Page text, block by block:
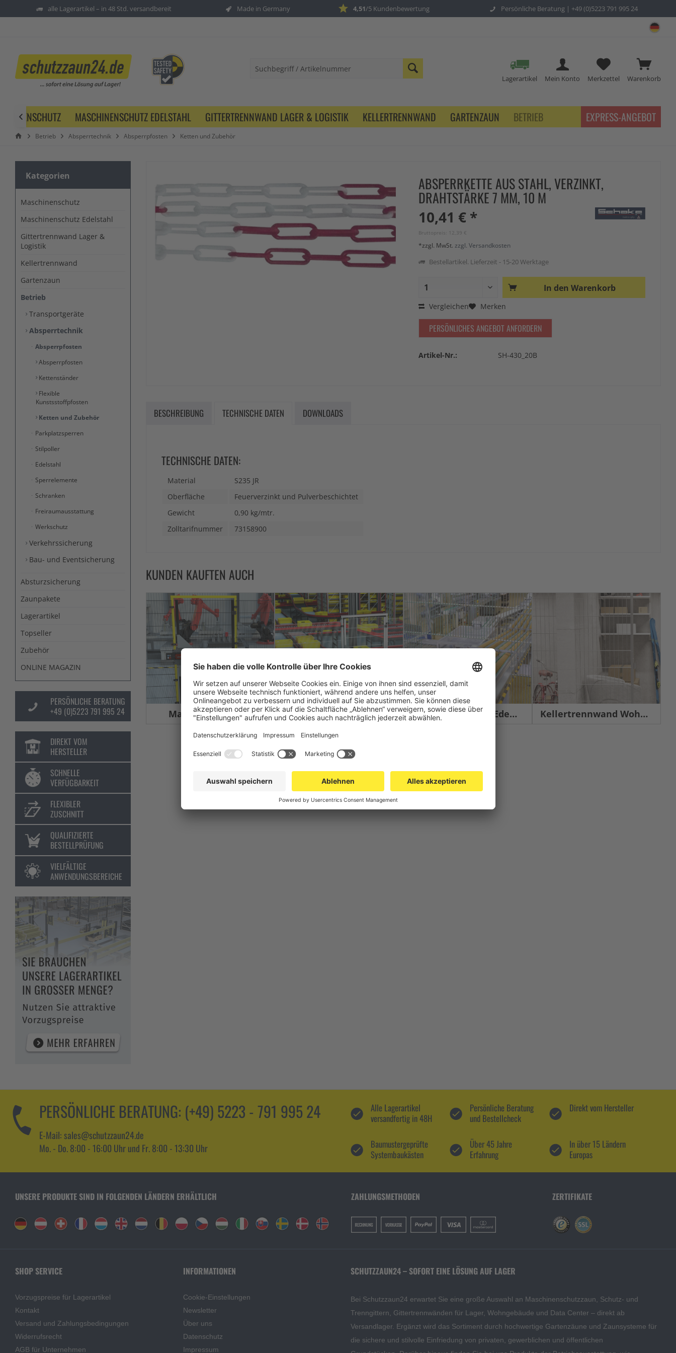
alle Lagerartikel – in 48 Std. versandbereit Made in Germany 4,51/5 Kundenbewertung Persönliche Beratung | +49 (0)5223 791 995 24
Warenkorb
Merkzettel
Mein Konto
Lagerartikel
MASCHINENSCHUTZ EDELSTAHL GITTERTRENNWAND LAGER & LOGISTIK KELLERTRENNWAND GARTENZAUN BETRIEB
 EXPRESS-ANGEBOT
Betrieb Absperrtechnik Absperrpfosten Ketten und Zubehör
Kategorien
Maschinenschutz
Maschinenschutz Edelstahl
Gittertrennwand Lager &
Logistik
Kellertrennwand
Gartenzaun
Betrieb
Transportgeräte
Absperrtechnik
Absperrpfosten
Absperrpfosten
Kettenständer
Flexible
Kunstsstoffpfosten
Ketten und Zubehör
Parkplatzsperren
Stilpoller
Edelstahl
Sperrelemente
Schranken
Freiraumausstattung
Werkschutz
Verkehrssicherung
Bau- und Eventsicherung
Absturzsicherung
Zaunpakete
Lagerartikel
Topseller
Zubehör
ONLINE MAGAZIN
PERSÖNLICHE BERATUNG
+49 (0)5223 791 995 24
DIREKT VOM
HERSTELLER
SCHNELLE
VERFÜGBARKEIT
FLEXIBLER
ZUSCHNITT
QUALIFIZIERTE
BESTELLPRÜFUNG
VIELFÄLTIGE
ANWENDUNGSBEREICHE
ABSPERRKETTE AUS STAHL, VERZINKT,
DRAHTSTÄRKE 7 MM, 10 M
10,41 € *
Bruttopreis: 12,39 €
*zzgl. MwSt. zzgl. Versandkosten
Bestellartikel. Lieferzeit - 15-20 Werktage
In den Warenkorb
Vergleichen Merken
PERSÖNLICHES ANGEBOT ANFORDERN
Artikel-Nr.: SH-430_20B
BESCHREIBUNG TECHNISCHE DATEN DOWNLOADS
TECHNISCHE DATEN:
Material
S235 JR
Oberfläche
Feuerverzinkt und Pulverbeschichtet
Gewicht
0,90 kg/mtr.
Zolltarifnummer
73158900
KUNDEN KAUFTEN AUCH
Maschinenschutz Gittertrennwand Lager & Logistik Maschinenschutz Edelstahl Kellertrennwand Wohnbau
PERSÖNLICHE BERATUNG: (+49) 5223 - 791 995 24
E-Mail: sales@schutzzaun24.de
Mo. - Do. 8:00 - 16:00 Uhr und Fr. 8:00 - 13:30 Uhr
Alle Lagerartikel
versandfertig in 48H
Persönliche Beratung
und Bestellcheck
Direkt vom Hersteller
Baumustergeprüfte
Systembaukästen
Über 45 Jahre
Erfahrung
In über 15 Ländern
Europas
UNSERE PRODUKTE SIND IN FOLGENDEN LÄNDERN ERHÄLTLICH ZAHLUNGSMETHODEN ZERTIFIKATE
SHOP SERVICE
Vorzugspreise für Lagerartikel
Kontakt
Versand und Zahlungsbedingungen
Widerrufsrecht
AGB für Unternehmen
INFORMATIONEN
Cookie-Einstellungen
Newsletter
Über uns
Datenschutz
Impressum
SCHUTZZAUN24 – SOFORT EINE LÖSUNG AUF LAGER
Bei Schutzzaun24 erwartet Sie eine große Auswahl an Maschinenschutzzaun, Schutz- und
Trenngittern, Gittertrennwänden für Lager, Wohngebäude und Data Center – direkt ab
Versandlager. Ergänzt wird das Sortiment durch hochwertige Gartenzäune und Zaunsysteme für
die sichere und stilvolle Einfriedung von privaten, gewerblichen und öffentlichen